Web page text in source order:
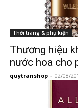
Thời trang & phụ kiện
Thương hiệu
nước hoa cho
quytranshop - 02/08/